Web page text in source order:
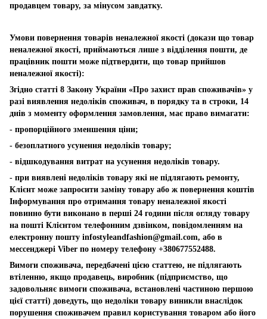
продавцем товару, за мінусом завдатку.
Умови повернення товарів неналежної якості (докази що товар
неналежної якості, приймаються лише з відділення пошти, де
працівник пошти може підтвердити, що товар прийшов
неналежної якості):
Згідно статті 8 Закону України «Про захист прав споживачів» у
разі виявлення недоліків споживач, в порядку та в строки, 14
днів з моменту оформлення замовлення, має право вимагати:
- пропорційного зменшення ціни;
- безоплатного усунення недоліків товару;
- відшкодування витрат на усунення недоліків товару.
- при виявлені недоліків товару які не підлягають ремонту,
Клієнт може запросити заміну товару або ж повернення коштів
Інформування про отримання товару неналежної якості
повинно бути виконано в перші 24 години після огляду товару
на пошті Клієнтом телефонним дзвінком, повідомленням на
електронну пошту infostyleandfashion@gmail.com, або в
мессенджері Viber по номеру телефону +380677552488.
Вимоги споживача, передбачені цією статтею, не підлягають
втіленню, якщо продавець, виробник (підприємство, що
задовольняє вимоги споживача, встановлені частиною першою
цієї статті) доведуть, що недоліки товару виникли внаслідок
порушення споживачем правил користування товаром або його